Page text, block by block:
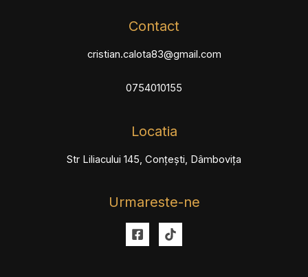
Contact
cristian.calota83@gmail.com
0754010155
Locatia
Str Liliacului 145, Conțești, Dâmbovița
Urmareste-ne